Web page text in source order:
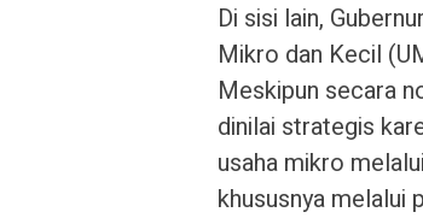
Di sisi lain,
Mikro dan Kecil
Meskipun secara
dinilai strategis
usaha mikro
khususnya melalui